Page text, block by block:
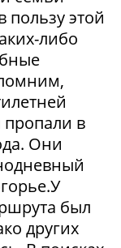
пользу этой
либо
в
Они
был
других